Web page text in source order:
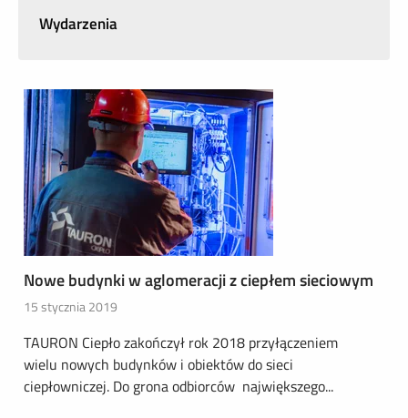
Wydarzenia
Nowe budynki w aglomeracji z ciepłem sieciowym
15 stycznia 2019
TAURON Ciepło zakończył rok 2018 przyłączeniem
wielu nowych budynków i obiektów do sieci
ciepłowniczej. Do grona odbiorców największego...